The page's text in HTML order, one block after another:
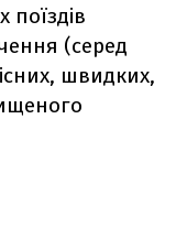
поїздів
(серед
швидких,